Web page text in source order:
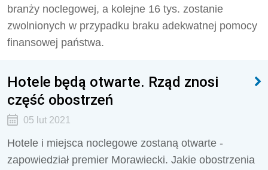
branży noclegowej, a kolejne 16 tys. zostanie
zwolnionych w przypadku braku adekwatnej pomocy
finansowej państwa.
Hotele będą otwarte. Rząd znosi
część obostrzeń
05 lut 2021
Hotele i miejsca noclegowe zostaną otwarte -
zapowiedział premier Morawiecki. Jakie obostrzenia